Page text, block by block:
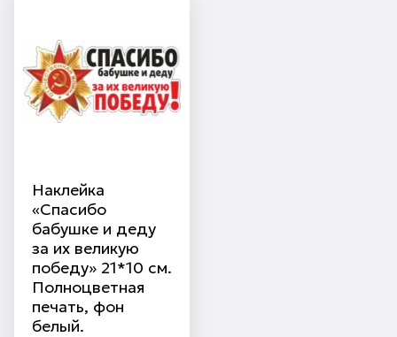
Наклейка
«Спасибо
бабушке и деду
за их великую
победу» 21*10 см.
Полноцветная
печать, фон
белый.